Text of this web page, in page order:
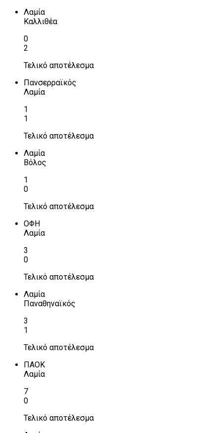
Λαμία
Καλλιθέα
0
2
Τελικό αποτέλεσμα
Πανσερραϊκός
Λαμία
1
1
Τελικό αποτέλεσμα
Λαμία
Βόλος
1
0
Τελικό αποτέλεσμα
ΟΦΗ
Λαμία
3
0
Τελικό αποτέλεσμα
Λαμία
Παναθηναϊκός
3
1
Τελικό αποτέλεσμα
ΠΑΟΚ
Λαμία
7
0
Τελικό αποτέλεσμα